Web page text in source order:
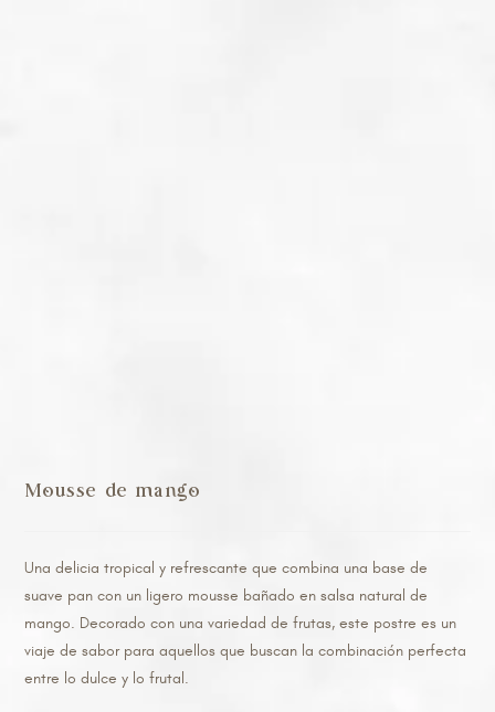
Mousse de mango
Una delicia tropical y refrescante que combina una base de
suave pan con un ligero mousse bañado en salsa natural de
mango. Decorado con una variedad de frutas, este postre es un
viaje de sabor para aquellos que buscan la combinación perfecta
entre lo dulce y lo frutal.